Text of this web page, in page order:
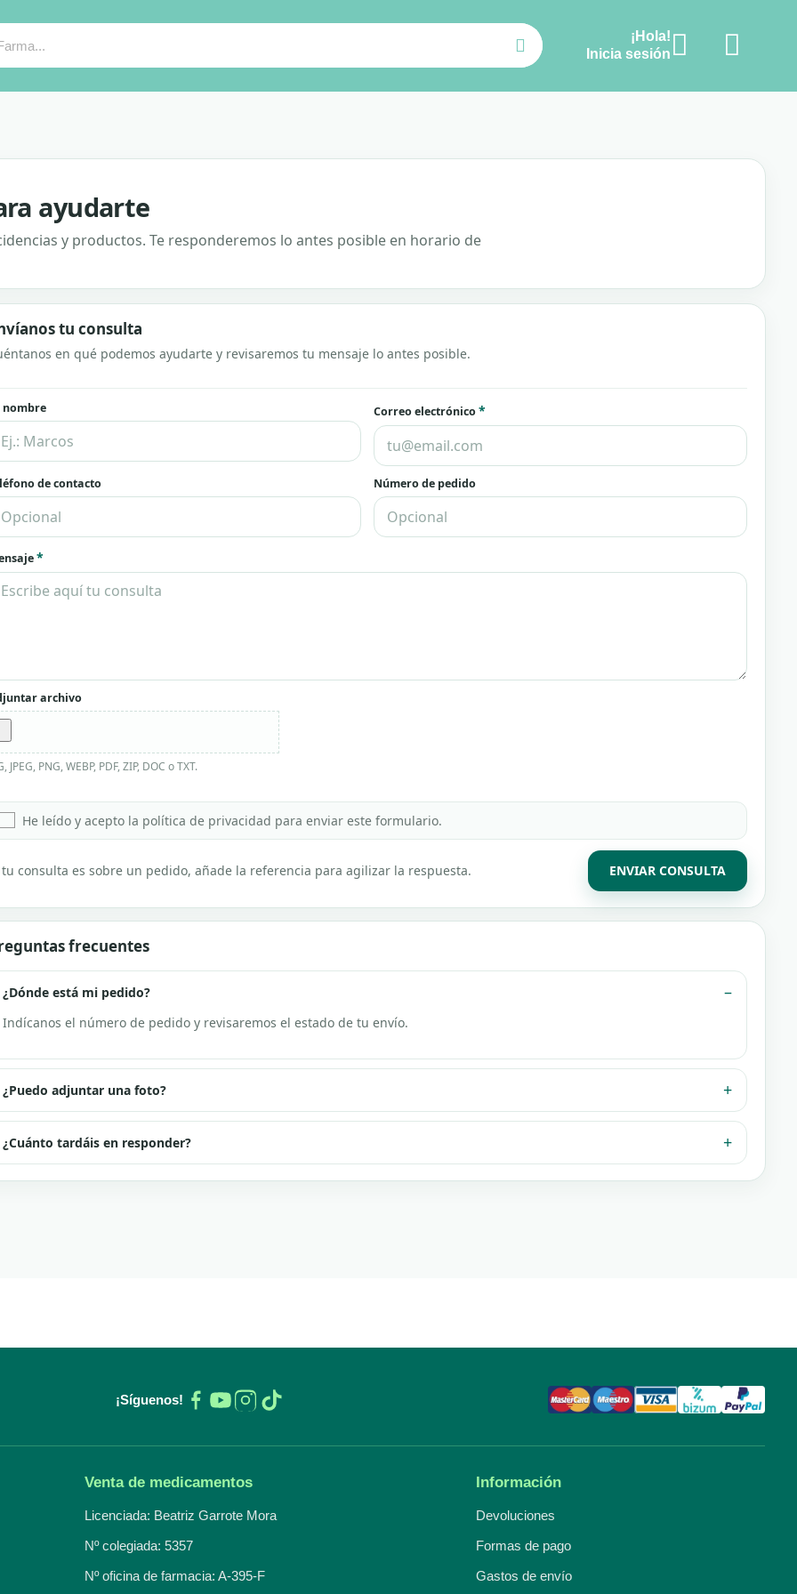
¡Hola!
Inicia sesión
ayudarte
y productos. Te responderemos lo antes posible en horario de
tu consulta
en qué podemos ayudarte y revisaremos tu mensaje lo antes posible.
nombre Correo electrónico*
de contacto Número de pedido
*
archivo
JPEG, PNG, WEBP, PDF, ZIP, DOC o TXT.
He leído y acepto la política de privacidad para enviar este formulario.
tu consulta es sobre un pedido, añade la referencia para agilizar la respuesta. ENVIAR CONSULTA
frecuentes
¿Dónde está mi pedido?
Indícanos el número de pedido y revisaremos el estado de tu envío.
¿Puedo adjuntar una foto?
¿Cuánto tardáis en responder?
¡Síguenos!
Venta de medicamentos
Licenciada: Beatriz Garrote Mora
Nº colegiada: 5357
Nº oficina de farmacia: A-395-F
Información
Devoluciones
Formas de pago
Gastos de envío